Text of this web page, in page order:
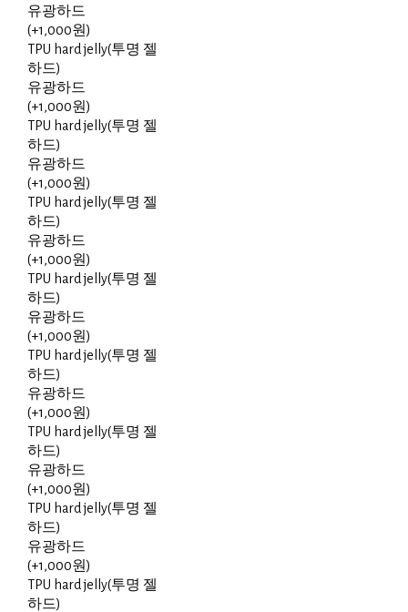
유광하드
(+1,000원)
TPU hard jelly(투명 젤
하드)
유광하드
(+1,000원)
TPU hard jelly(투명 젤
하드)
유광하드
(+1,000원)
TPU hard jelly(투명 젤
하드)
유광하드
(+1,000원)
TPU hard jelly(투명 젤
하드)
유광하드
(+1,000원)
TPU hard jelly(투명 젤
하드)
유광하드
(+1,000원)
TPU hard jelly(투명 젤
하드)
유광하드
(+1,000원)
TPU hard jelly(투명 젤
하드)
유광하드
(+1,000원)
TPU hard jelly(투명 젤
하드)